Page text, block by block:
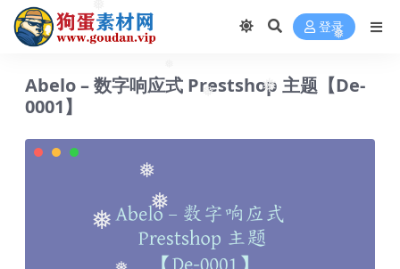
❅
❅
❅
❅
❅ 登录
Abelo – 数字响应式 Prestshop 主题【De-
0001】